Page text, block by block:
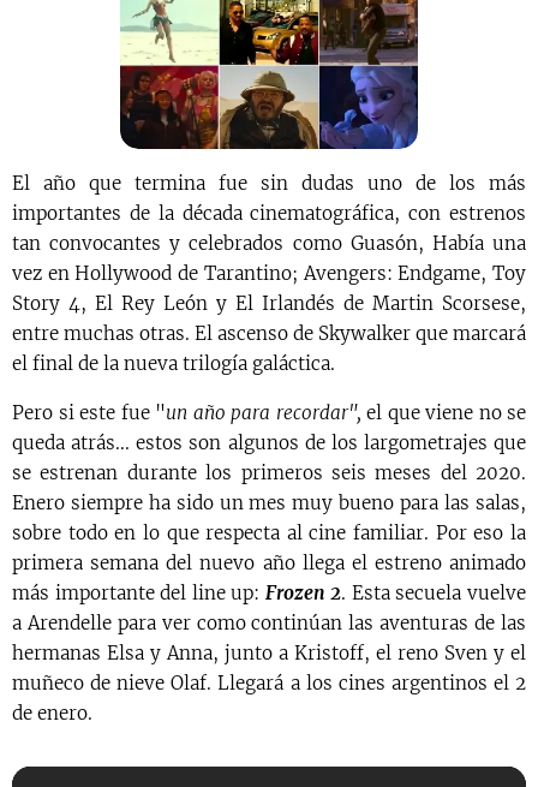
El año que termina fue sin dudas uno de los más
importantes de la década cinematográfica, con estrenos
tan convocantes y celebrados como Guasón, Había una
vez en Hollywood de Tarantino; Avengers: Endgame, Toy
Story 4, El Rey León y El Irlandés de Martin Scorsese,
entre muchas otras. El ascenso de Skywalker que marcará
el final de la nueva trilogía galáctica.
Pero si este fue "un año para recordar", el que viene no se
queda atrás... estos son algunos de los largometrajes que
se estrenan durante los primeros seis meses del 2020.
Enero siempre ha sido un mes muy bueno para las salas,
sobre todo en lo que respecta al cine familiar. Por eso la
primera semana del nuevo año llega el estreno animado
más importante del line up: Frozen 2. Esta secuela vuelve
a Arendelle para ver como continúan las aventuras de las
hermanas Elsa y Anna, junto a Kristoff, el reno Sven y el
muñeco de nieve Olaf. Llegará a los cines argentinos el 2
de enero.